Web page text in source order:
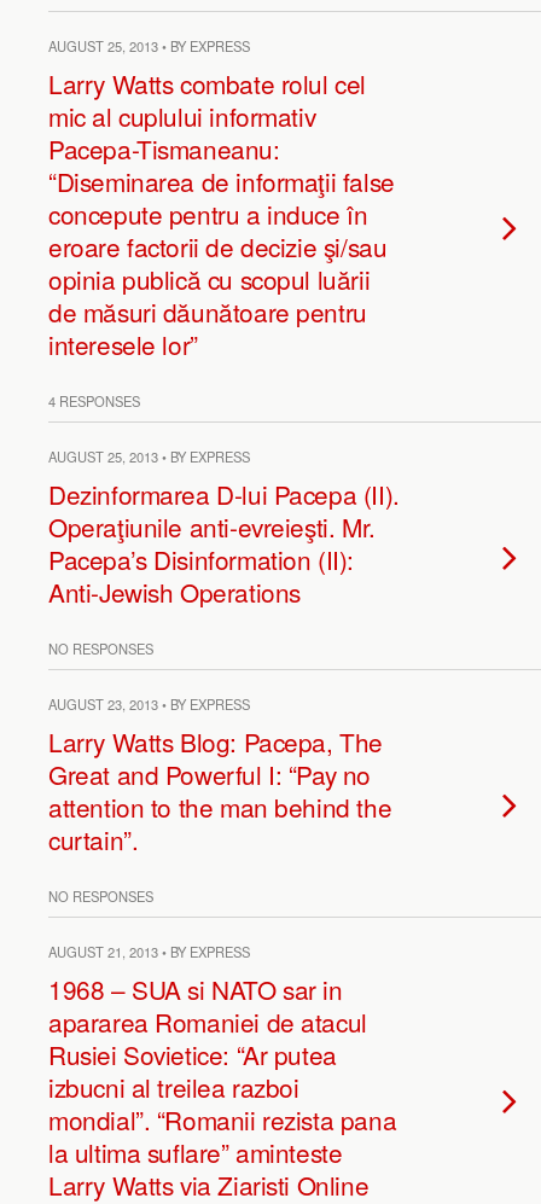
AUGUST 25, 2013 • BY EXPRESS
Larry Watts combate rolul cel
mic al cuplului informativ
Pacepa-Tismaneanu:
“Diseminarea de informaţii false
concepute pentru a induce în
eroare factorii de decizie şi/sau
opinia publică cu scopul luării
de măsuri dăunătoare pentru
interesele lor”
4 RESPONSES
AUGUST 25, 2013 • BY EXPRESS
Dezinformarea D-lui Pacepa (II).
Operaţiunile anti-evreieşti. Mr.
Pacepa’s Disinformation (II):
Anti-Jewish Operations
NO RESPONSES
AUGUST 23, 2013 • BY EXPRESS
Larry Watts Blog: Pacepa, The
Great and Powerful I: “Pay no
attention to the man behind the
curtain”.
NO RESPONSES
AUGUST 21, 2013 • BY EXPRESS
1968 – SUA si NATO sar in
apararea Romaniei de atacul
Rusiei Sovietice: “Ar putea
izbucni al treilea razboi
mondial”. “Romanii rezista pana
la ultima suflare” aminteste
Larry Watts via Ziaristi Online